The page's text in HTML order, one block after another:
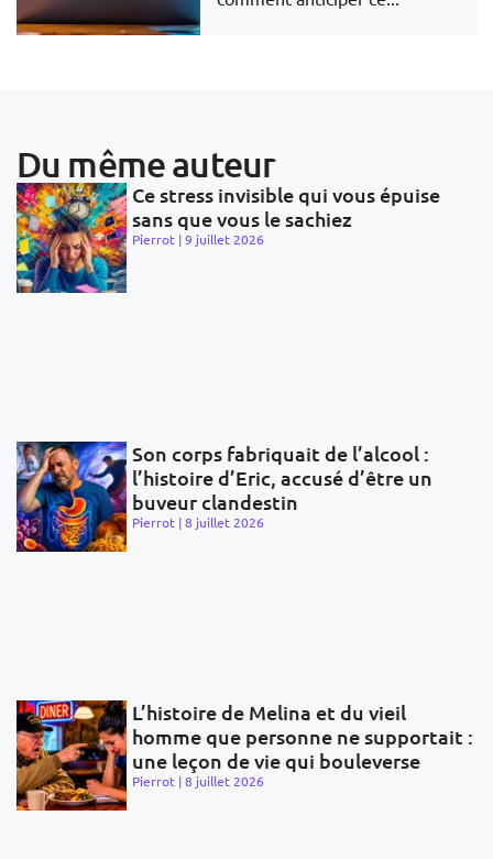
Du même auteur
Ce stress invisible qui vous épuise
sans que vous le sachiez
Pierrot 9 juillet 2026
Son corps fabriquait de l’alcool :
l’histoire d’Eric, accusé d’être un
buveur clandestin
Pierrot 8 juillet 2026
L’histoire de Melina et du vieil
homme que personne ne supportait :
une leçon de vie qui bouleverse
Pierrot 8 juillet 2026